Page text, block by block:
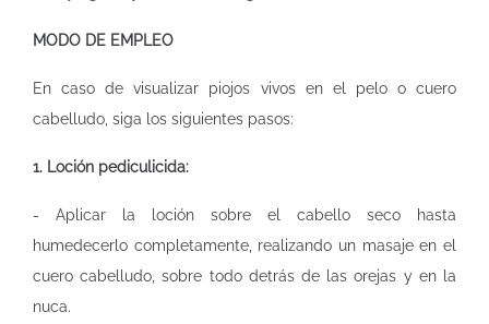
MODO DE EMPLEO
En caso de visualizar piojos vivos en el pelo o cuero
cabelludo, siga los siguientes pasos:
1. Loción pediculicida:
- Aplicar la loción sobre el cabello seco hasta
humedecerlo completamente, realizando un masaje en el
cuero cabelludo, sobre todo detrás de las orejas y en la
nuca.